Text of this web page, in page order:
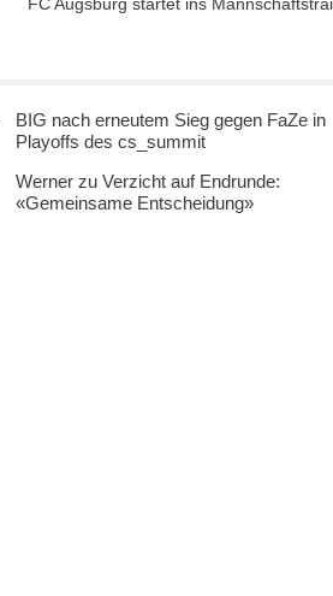
BIG nach erneutem Sieg gegen FaZe in
Playoffs des cs_summit
Werner zu Verzicht auf Endrunde:
«Gemeinsame Entscheidung»